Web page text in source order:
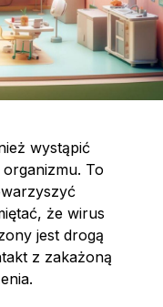
wystąpić
To
że wirus
jest drogą
z zakażoną